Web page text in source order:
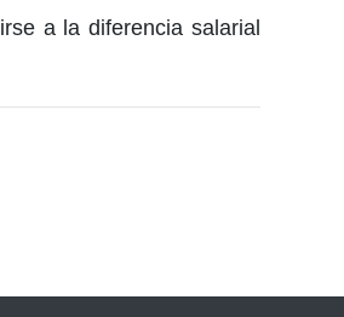
a la diferencia salarial